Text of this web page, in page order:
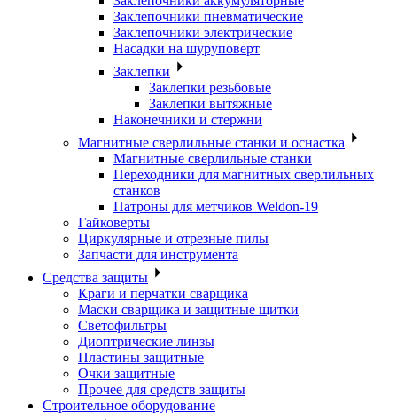
Заклепочники пневматические
Заклепочники электрические
Насадки на шуруповерт
Заклепки
Заклепки резьбовые
Заклепки вытяжные
Наконечники и стержни
Магнитные сверлильные станки и оснастка
Магнитные сверлильные станки
Переходники для магнитных сверлильных
станков
Патроны для метчиков Weldon-19
Гайковерты
Циркулярные и отрезные пилы
Запчасти для инструмента
Средства защиты
Краги и перчатки сварщика
Маски сварщика и защитные щитки
Светофильтры
Диоптрические линзы
Пластины защитные
Очки защитные
Прочее для средств защиты
Строительное оборудование